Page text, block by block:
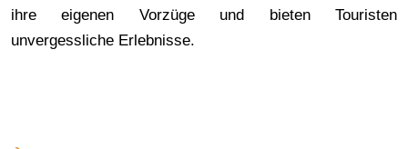
ihre eigenen Vorzüge und bieten Touristen
unvergessliche Erlebnisse.